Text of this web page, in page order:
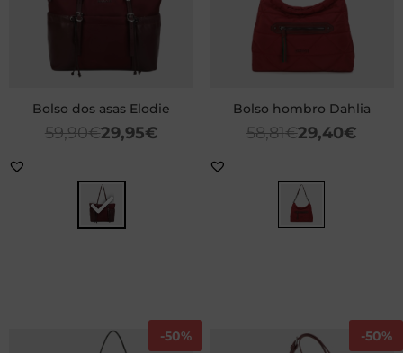
Bolso dos asas Elodie
59,90€29,95€
Bolso hombro Dahlia
58,81€29,40€
-50% -50%